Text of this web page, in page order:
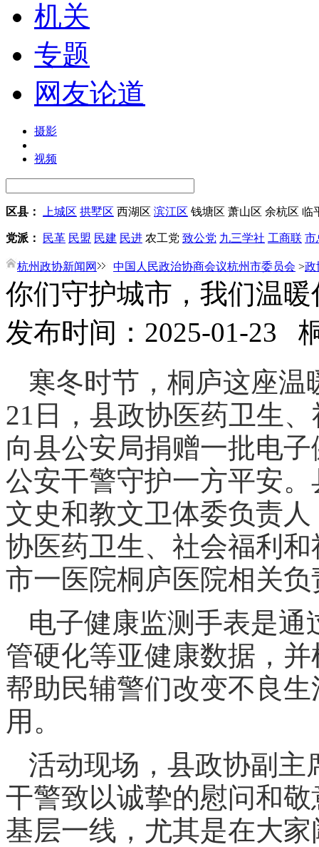
机关
专题
网友论道
摄影
视频
区县： 上城区 拱墅区 西湖区 滨江区 钱塘区 萧山区 余杭区 临
党派： 民革 民盟 民建 民进 农工党 致公党 九三学社 工商联 市
杭州政协新闻网 中国人民政治协商会议杭州市委员会 >政
你们守护城市，我们温暖
发布时间：2025-01-23
寒冬时节，桐庐这座温
21日，县政协医药卫生
向县公安局捐赠一批电
公安干警守护一方平安
文史和教文卫体委负责
协医药卫生、社会福利
市一医院桐庐医院相关
电子健康监测手表是
管硬化等亚健康数据，
帮助民辅警们改变不良
用。
活动现场，县政协副主
干警致以诚挚的慰问和
基层一线，尤其是在大